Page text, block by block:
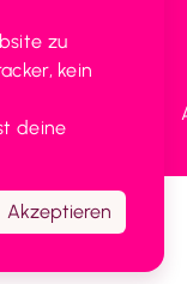
Anfragen
19
Einstellungen
zu
kein
Akzeptieren